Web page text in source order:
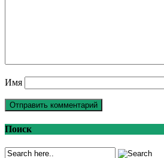
Имя
Поиск